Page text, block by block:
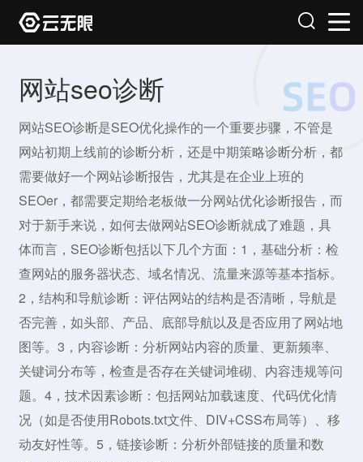
网站seo诊断
网站SEO诊断是SEO优化操作的一个重要步骤，不管是
网站初期上线前的诊断分析，还是中期策略诊断分析，都
需要做好一个网站诊断报告，尤其是在企业上班的
SEOer，都需要定期给老板做一分网站优化诊断报告，而
对于新手来说，如何去做网站SEO诊断就成了难题，具
体而言，SEO诊断包括以下几个方面：1，基础分析：检
查网站的服务器状态、域名情况、流量来源等基本指标。
2，结构和导航诊断：评估网站的结构是否清晰，导航是
否完善，如头部、产品、底部导航以及是否应用了网站地
图等。3，内容诊断：分析网站内容的质量、更新频率、
关键词分布等，检查是否存在关键词堆砌、内容违规等问
题。4，技术因素诊断：包括网站加载速度、代码优化情
况（如是否使用Robots.txt文件、DIV+CSS布局等）、移
动友好性等。5，链接诊断：分析外部链接的质量和数